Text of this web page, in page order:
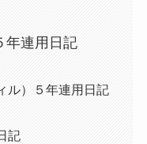
年連用日記
ル）５年連用日記
記